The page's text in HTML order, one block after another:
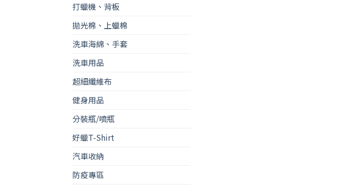
打蠟機、背板
拋光棉、上蠟棉
洗車海綿、手套
洗車用品
超細纖維布
健身用品
分裝瓶/噴瓶
好蠟T-Shirt
汽車收納
防疫專區